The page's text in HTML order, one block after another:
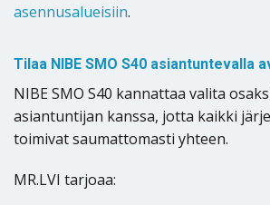
asennusalueisiin.
Tilaa NIBE SMO S40 asiantuntevalla
NIBE SMO S40 kannattaa valita
asiantuntijan kanssa, jotta kaikki
toimivat saumattomasti yhteen.
MR.LVI tarjoaa: